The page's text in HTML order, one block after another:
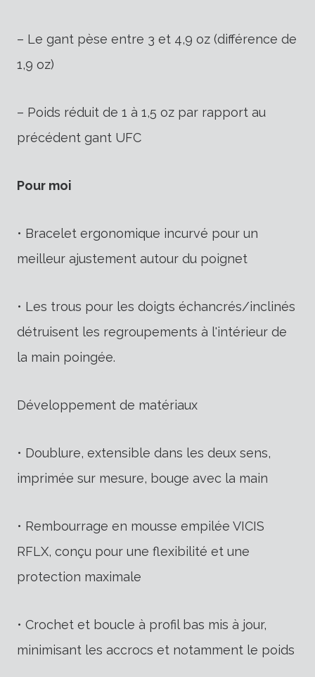
– Le gant pèse entre 3 et 4,9 oz (différence de
1,9 oz)
– Poids réduit de 1 à 1,5 oz par rapport au
précédent gant UFC
Pour moi
• Bracelet ergonomique incurvé pour un
meilleur ajustement autour du poignet
• Les trous pour les doigts échancrés/inclinés
détruisent les regroupements à l'intérieur de
la main poingée.
Développement de matériaux
• Doublure, extensible dans les deux sens,
imprimée sur mesure, bouge avec la main
• Rembourrage en mousse empilée VICIS
RFLX, conçu pour une flexibilité et une
protection maximale
• Crochet et boucle à profil bas mis à jour,
minimisant les accrocs et notamment le poids